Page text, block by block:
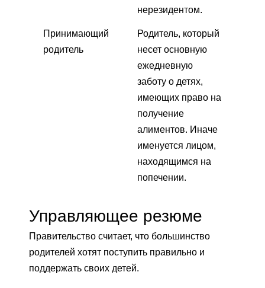
нерезидентом.
Принимающий
родитель
Родитель, который
несет основную
ежедневную
заботу о детях,
имеющих право на
получение
алиментов. Иначе
именуется лицом,
находящимся на
попечении.
Управляющее резюме
Правительство считает, что большинство
родителей хотят поступить правильно и
поддержать своих детей.